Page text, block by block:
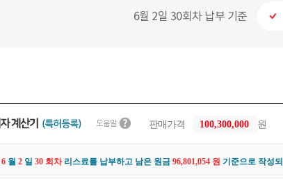
6월 2일 30회차 납부 기준
6 월 2 일 30 회차리스료를 납부하고 남은 원금 96,801,054 원 기준으로 작성
판매가격 100,300,000 원